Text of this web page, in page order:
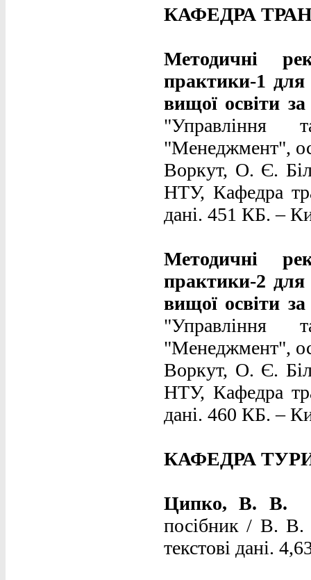
КАФЕДРА
Методичні
практики-1 для
вищої освіти
"Управління
"Менеджмент",
Воркут, О. Є.
НТУ, Кафедра
дані. 451 КБ. –
Методичні
практики-2 для
вищої освіти
"Управління
"Менеджмент",
Воркут, О. Є.
НТУ, Кафедра
дані. 460 КБ. –
КАФЕДРА
Ципко, В. В.
посібник / В. В.
текстові дані.